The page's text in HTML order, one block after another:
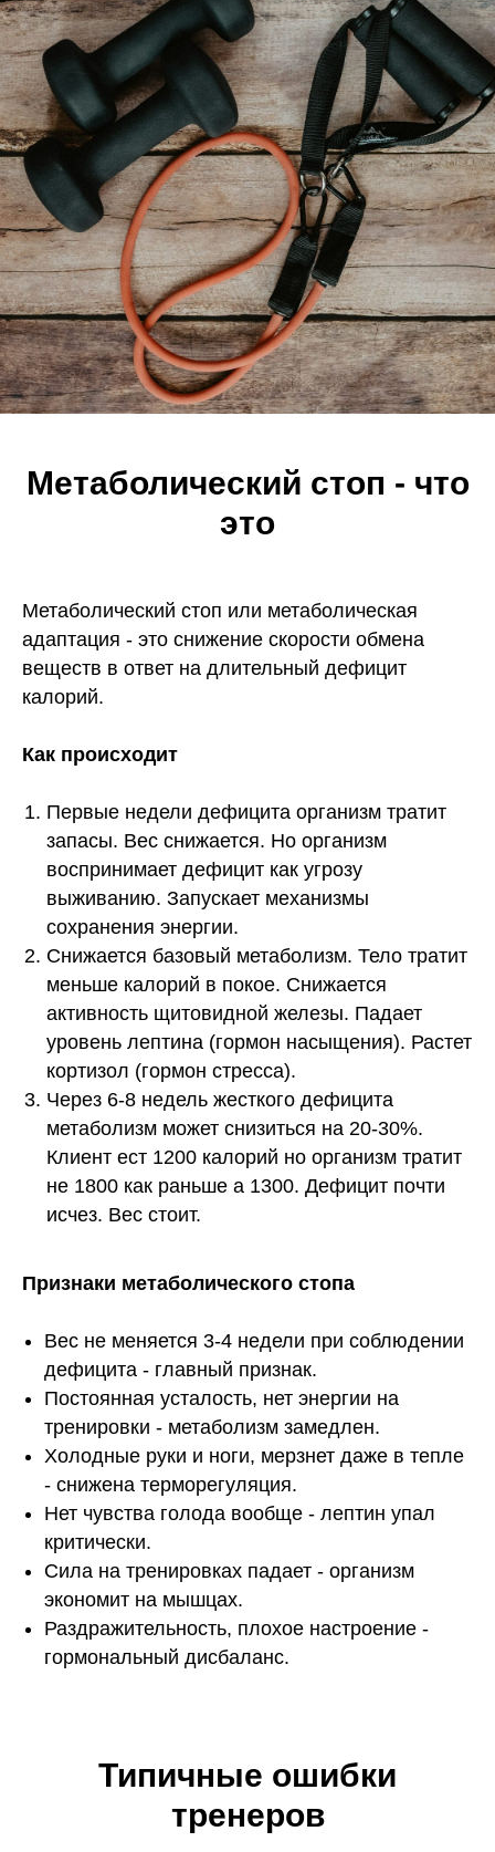
Метаболический стоп - что
это
Метаболический стоп или метаболическая
адаптация - это снижение скорости обмена
веществ в ответ на длительный дефицит
калорий.
Как происходит
Первые недели дефицита организм тратит
запасы. Вес снижается. Но организм
воспринимает дефицит как угрозу
выживанию. Запускает механизмы
сохранения энергии.
Снижается базовый метаболизм. Тело тратит
меньше калорий в покое. Снижается
активность щитовидной железы. Падает
уровень лептина (гормон насыщения). Растет
кортизол (гормон стресса).
Через 6-8 недель жесткого дефицита
метаболизм может снизиться на 20-30%.
Клиент ест 1200 калорий но организм тратит
не 1800 как раньше а 1300. Дефицит почти
исчез. Вес стоит.
Признаки метаболического стопа
Вес не меняется 3-4 недели при соблюдении
дефицита - главный признак.
Постоянная усталость, нет энергии на
тренировки - метаболизм замедлен.
Холодные руки и ноги, мерзнет даже в тепле
- снижена терморегуляция.
Нет чувства голода вообще - лептин упал
критически.
Сила на тренировках падает - организм
экономит на мышцах.
Раздражительность, плохое настроение -
гормональный дисбаланс.
Типичные ошибки
тренеров